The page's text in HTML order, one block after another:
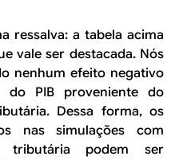
ressalva: a tabela acima
vale ser destacada. Nós
nenhum efeito negativo
do PIB proveniente do
Dessa forma, os
nas simulações com
tributária podem ser